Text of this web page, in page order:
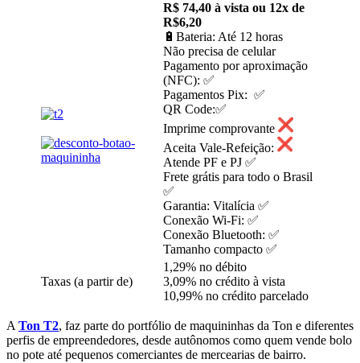
R$ 74,40 à vista ou 12x de
R$6,20
🔋Bateria: Até 12 horas
Não precisa de celular
Pagamento por aproximação
(NFC): ✅
Pagamentos Pix: ✅
QR Code:✅
Imprime comprovante
Aceita Vale-Refeição:
Atende PF e PJ ✅
Frete grátis para todo o Brasil
✅
Garantia: Vitalícia ✅
Conexão Wi-Fi: ✅
Conexão Bluetooth: ✅
Tamanho compacto ✅
Taxas (a partir de)
1,29% no débito
3,09% no crédito à vista
10,99% no crédito parcelado
A Ton T2, faz parte do portfólio de maquininhas da Ton e diferentes
perfis de empreendedores, desde autônomos como quem vende bolo
no pote até pequenos comerciantes de mercearias de bairro.